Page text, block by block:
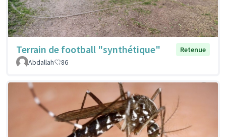
Terrain de football "synthétique"
Retenue
Abdallah
86